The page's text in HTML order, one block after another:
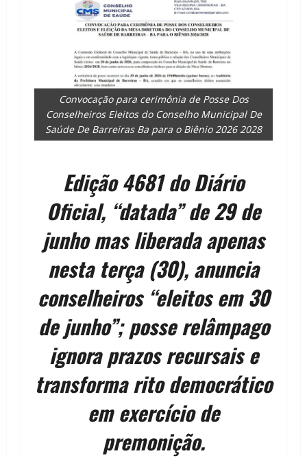
Convocação para cerimônia de Posse Dos
Conselheiros Eleitos do Conselho Municipal De
Saúde De Barreiras Ba para o Biênio 2026 2028
Edição 4681 do Diário
Oficial, “datada” de 29 de
junho mas liberada apenas
nesta terça (30), anuncia
conselheiros “eleitos em 30
de junho”; posse relâmpago
ignora prazos recursais e
transforma rito democrático
em exercício de
premonição.